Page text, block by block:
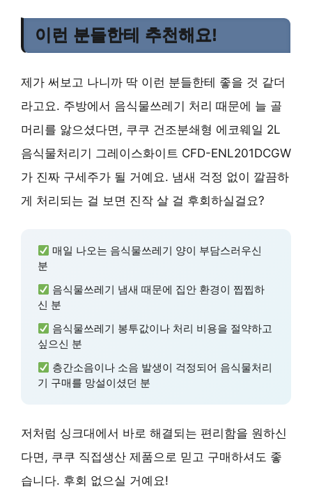
이런 분들한테 추천해요!
제가 써보고 나니까 딱 이런 분들한테 좋을 것 같더
라고요. 주방에서 음식물쓰레기 처리 때문에 늘 골
머리를 앓으셨다면, 쿠쿠 건조분쇄형 에코웨일 2L
음식물처리기 그레이스화이트 CFD-ENL201DCGW
가 진짜 구세주가 될 거예요. 냄새 걱정 없이 깔끔하
게 처리되는 걸 보면 진작 살 걸 후회하실걸요?
매일 나오는 음식물쓰레기 양이 부담스러우신
분
음식물쓰레기 냄새 때문에 집안 환경이 찝찝하
신 분
음식물쓰레기 봉투값이나 처리 비용을 절약하고
싶으신 분
층간소음이나 소음 발생이 걱정되어 음식물처리
기 구매를 망설이셨던 분
저처럼 싱크대에서 바로 해결되는 편리함을 원하신
다면, 쿠쿠 직접생산 제품으로 믿고 구매하셔도 좋
습니다. 후회 없으실 거예요!